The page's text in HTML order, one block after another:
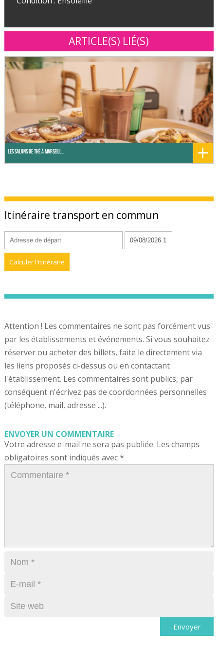
ARTICLE(S) LIÉ(S)
Les salons de thé à Marseill... +
Itinéraire transport en commun
Attention ! Les commentaires ne sont pas forcément vus
par les établissements et événements. Si vous souhaitez
réserver ou acheter des billets, faite le directement via
les liens proposés ci-dessus ou en contactant
l'établissement. Les commentaires sont publics, par
conséquent n'écrivez pas de coordonnées personnelles
(téléphone, mail, adresse ...).
ENVOYER UN COMMENTAIRE
Votre adresse e-mail ne sera pas publiée. Les champs
obligatoires sont indiqués avec*